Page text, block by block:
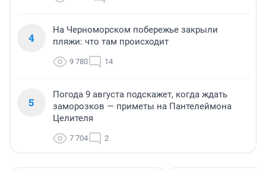
4
На Черноморском побережье закрыли
пляжи: что там происходит
9 780 14
5
Погода 9 августа подскажет, когда ждать
заморозков — приметы на Пантелеймона
Целителя
7 704 2